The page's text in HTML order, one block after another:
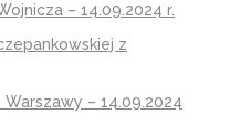
– 14.09.2024 r.
z
– 14.09.2024